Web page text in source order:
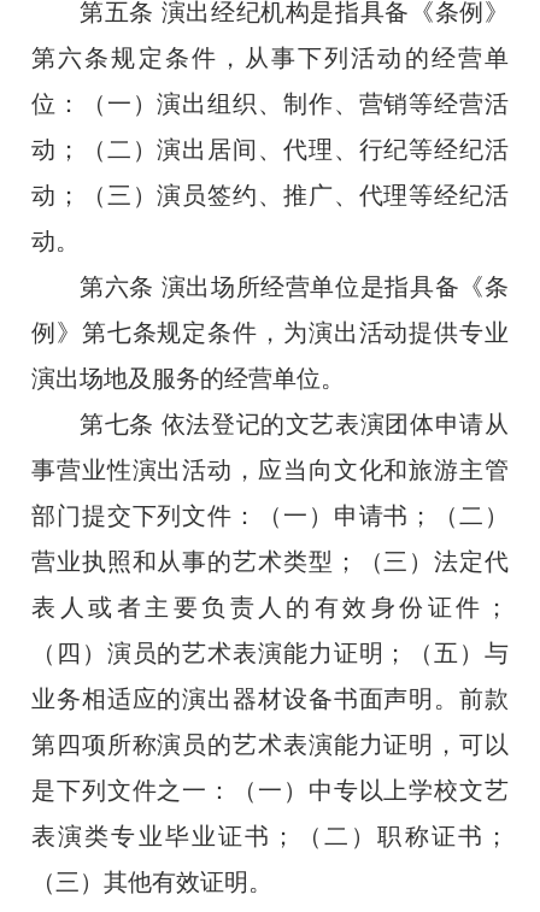
第五条 演出经纪机构是指具备《条例》
第六条规定条件，从事下列活动的经营单
位：（一）演出组织、制作、营销等经营活
动；（二）演出居间、代理、行纪等经纪活
动；（三）演员签约、推广、代理等经纪活
动。
第六条 演出场所经营单位是指具备《条
例》第七条规定条件，为演出活动提供专业
演出场地及服务的经营单位。
第七条 依法登记的文艺表演团体申请从
事营业性演出活动，应当向文化和旅游主管
部门提交下列文件：（一）申请书；（二）
营业执照和从事的艺术类型；（三）法定代
表人或者主要负责人的有效身份证件；
（四）演员的艺术表演能力证明；（五）与
业务相适应的演出器材设备书面声明。前款
第四项所称演员的艺术表演能力证明，可以
是下列文件之一：（一）中专以上学校文艺
表演类专业毕业证书；（二）职称证书；
（三）其他有效证明。